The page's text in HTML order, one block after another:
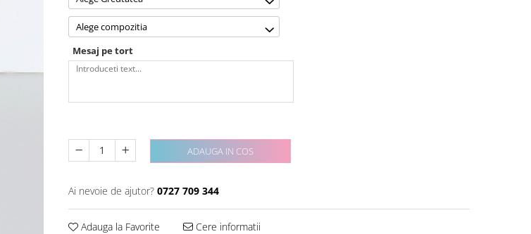
Alege compozitia
Mesaj pe tort
ADAUGA IN COS
Ai nevoie de ajutor? 0727 709 344
Adauga la Favorite Cere informatii